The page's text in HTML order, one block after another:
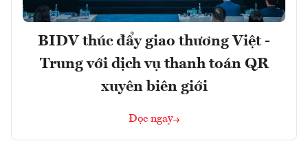
BIDV thúc đẩy giao thương Việt -
Trung với dịch vụ thanh toán QR
xuyên biên giới
Đọc ngay